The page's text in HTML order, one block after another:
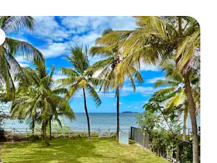
z kategorii Wybór gości